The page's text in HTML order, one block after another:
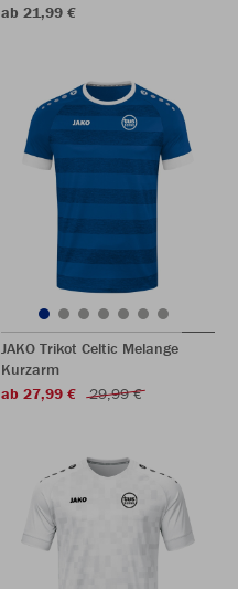
ab 21,99 €
JAKO Trikot Celtic Melange
Kurzarm
ab 27,99 €
29,99 €